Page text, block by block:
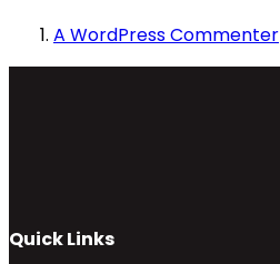
A WordPress Commenter
Quick Links